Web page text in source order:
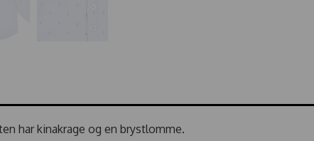
har kinakrage og en brystlomme.